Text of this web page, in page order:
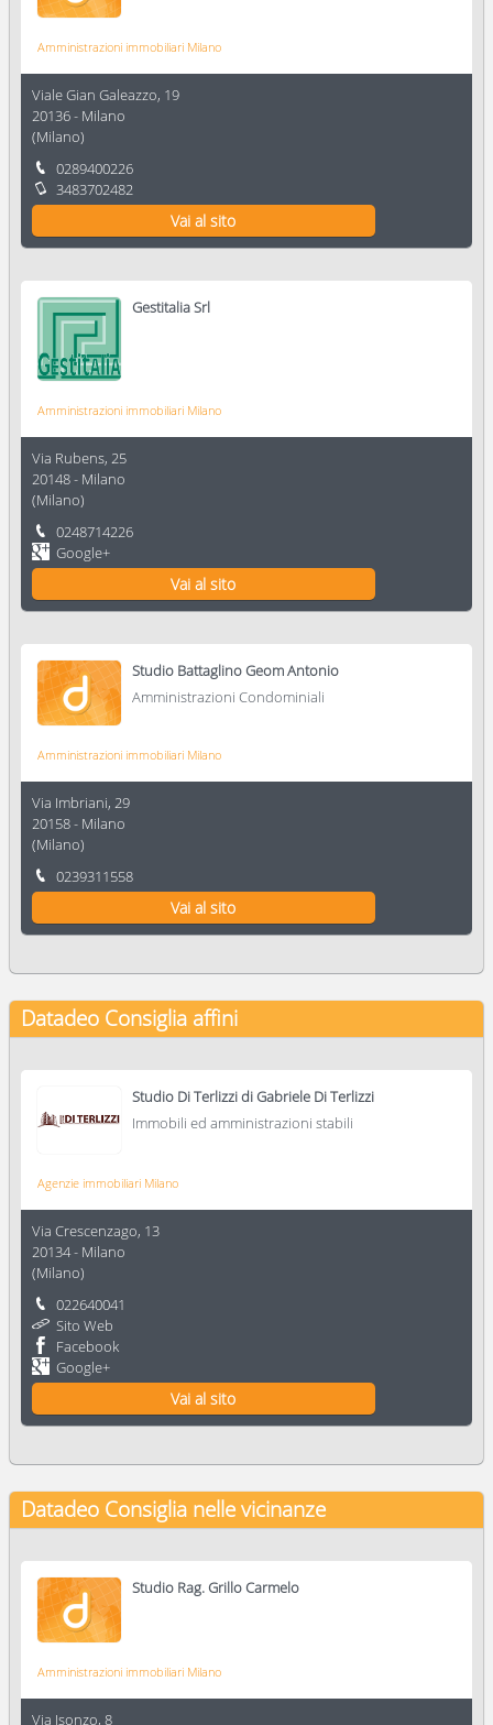
Amministrazioni immobiliari Milano
Viale Gian Galeazzo, 19
20136- Milano
(Milano)
0289400226
3483702482
Vai al sito
Gestitalia Srl
Amministrazioni immobiliari Milano
Via Rubens, 25
20148- Milano
(Milano)
0248714226
Google+
Vai al sito
Studio Battaglino Geom Antonio
Amministrazioni Condominiali
Amministrazioni immobiliari Milano
Via Imbriani, 29
20158- Milano
(Milano)
0239311558
Vai al sito
Datadeo Consiglia affini
Studio Di Terlizzi di Gabriele Di Terlizzi
Immobili ed amministrazioni stabili
Agenzie immobiliari Milano
Via Crescenzago, 13
20134- Milano
(Milano)
022640041
Sito Web
Facebook
Google+
Vai al sito
Datadeo Consiglia nelle vicinanze
Studio Rag. Grillo Carmelo
Amministrazioni immobiliari Milano
Via Isonzo, 8